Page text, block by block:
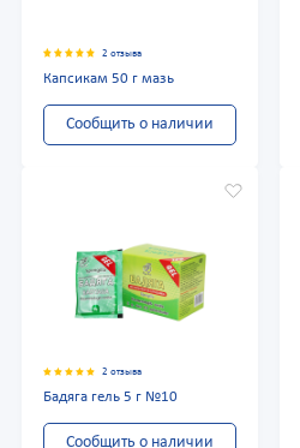
2 отзыва
Капсикам 50 г мазь
Сообщить о наличии
2 отзыва
Бадяга гель 5 г №10
Сообщить о наличии